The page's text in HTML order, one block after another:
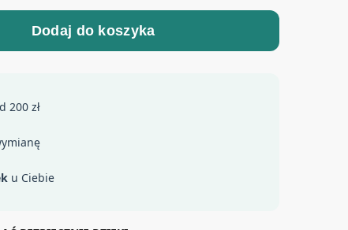
Dodaj do koszyka
200 zł
u Ciebie